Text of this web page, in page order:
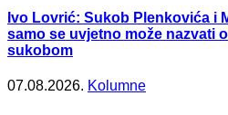
Ivo Lovrić: Sukob Plenkovića i
samo se uvjetno može nazvati
sukobom
07.08.2026. Kolumne